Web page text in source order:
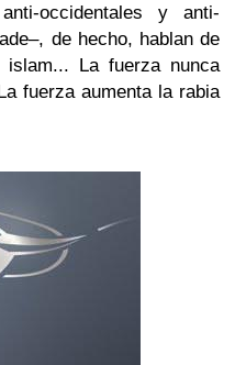
occidentales y anti-
de hecho, hablan de
La fuerza nunca
fuerza aumenta la rabia